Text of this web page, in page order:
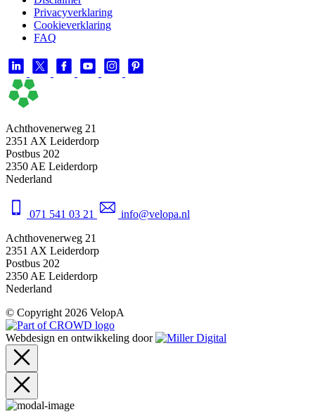
Privacyverklaring
Cookieverklaring
FAQ
Achthovenerweg 21
2351 AX Leiderdorp
Postbus 202
2350 AE Leiderdorp
Nederland
071 541 03 21
info@velopa.nl
Achthovenerweg 21
2351 AX Leiderdorp
Postbus 202
2350 AE Leiderdorp
Nederland
© Copyright 2026 VelopA
Webdesign en ontwikkeling door